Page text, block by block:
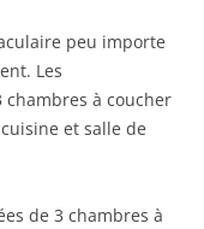
peu importe
Les
à coucher
et salle de
de 3 chambres à